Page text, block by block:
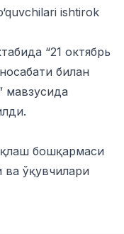
ishtirok
“21 октябрь
билан
мавзусида
бошқармаси
ва ўқувчилари